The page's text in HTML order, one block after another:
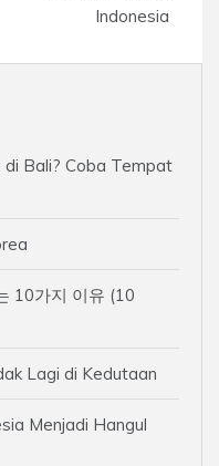
Indonesia
di Bali? Coba Tempat
10가지 이유 (10
Lagi di Kedutaan
Menjadi Hangul